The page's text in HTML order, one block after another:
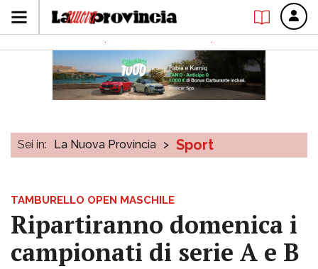
Sei in: La Nuova Provincia > Sport
TAMBURELLO OPEN MASCHILE
Ripartiranno domenica i
campionati di serie A e B